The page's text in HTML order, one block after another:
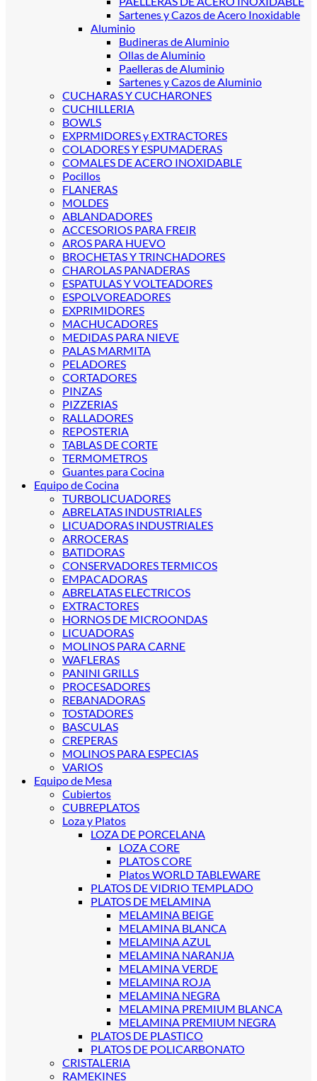
Sartenes y Cazos de Acero Inoxidable
Aluminio
Budineras de Aluminio
Ollas de Aluminio
Paelleras de Aluminio
Sartenes y Cazos de Aluminio
CUCHARAS Y CUCHARONES
CUCHILLERIA
BOWLS
EXPRMIDORES y EXTRACTORES
COLADORES Y ESPUMADERAS
COMALES DE ACERO INOXIDABLE
Pocillos
FLANERAS
MOLDES
ABLANDADORES
ACCESORIOS PARA FREIR
AROS PARA HUEVO
BROCHETAS Y TRINCHADORES
CHAROLAS PANADERAS
ESPATULAS Y VOLTEADORES
ESPOLVOREADORES
EXPRIMIDORES
MACHUCADORES
MEDIDAS PARA NIEVE
PALAS MARMITA
PELADORES
CORTADORES
PINZAS
PIZZERIAS
RALLADORES
REPOSTERIA
TABLAS DE CORTE
TERMOMETROS
Guantes para Cocina
Equipo de Cocina
TURBOLICUADORES
ABRELATAS INDUSTRIALES
LICUADORAS INDUSTRIALES
ARROCERAS
BATIDORAS
CONSERVADORES TERMICOS
EMPACADORAS
ABRELATAS ELECTRICOS
EXTRACTORES
HORNOS DE MICROONDAS
LICUADORAS
MOLINOS PARA CARNE
WAFLERAS
PANINI GRILLS
PROCESADORES
REBANADORAS
TOSTADORES
BASCULAS
CREPERAS
MOLINOS PARA ESPECIAS
VARIOS
Equipo de Mesa
Cubiertos
CUBREPLATOS
Loza y Platos
LOZA DE PORCELANA
LOZA CORE
PLATOS CORE
Platos WORLD TABLEWARE
PLATOS DE VIDRIO TEMPLADO
PLATOS DE MELAMINA
MELAMINA BEIGE
MELAMINA BLANCA
MELAMINA AZUL
MELAMINA NARANJA
MELAMINA VERDE
MELAMINA ROJA
MELAMINA NEGRA
MELAMINA PREMIUM BLANCA
MELAMINA PREMIUM NEGRA
PLATOS DE PLASTICO
PLATOS DE POLICARBONATO
CRISTALERIA
RAMEKINES